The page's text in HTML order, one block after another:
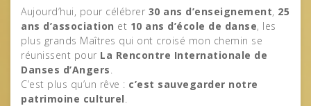
Aujourd’hui, pour célébrer 30 ans d’enseignement, 25
ans d’association et 10 ans d’école de danse, les
plus grands Maîtres qui ont croisé mon chemin se
réunissent pour La Rencontre Internationale de
Danses d’Angers
C’est plus qu’un rêve : c’est sauvegarder notre
patrimoine culturel